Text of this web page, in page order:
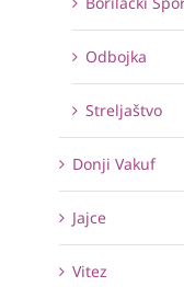
Odbojka
Streljaštvo
Donji Vakuf
Jajce
Vitez